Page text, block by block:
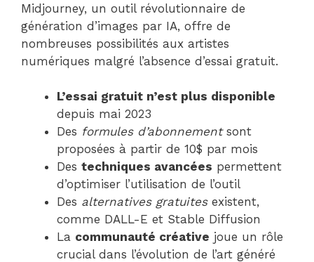
Midjourney, un outil révolutionnaire de
génération d’images par IA, offre de
nombreuses possibilités aux artistes
numériques malgré l’absence d’essai gratuit.
L’essai gratuit n’est plus disponible
depuis mai 2023
Des formules d’abonnementsont
proposées à partir de 10$ par mois
Des techniques avancées permettent
d’optimiser l’utilisation de l’outil
Des alternatives gratuitesexistent,
comme DALL-E et Stable Diffusion
La communauté créative joue un rôle
crucial dans l’évolution de l’art généré